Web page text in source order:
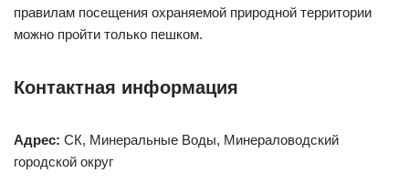
правилам посещения охраняемой природной территории
можно пройти только пешком.
Контактная информация
Адрес: СК, Минеральные Воды, Минераловодский
городской округ